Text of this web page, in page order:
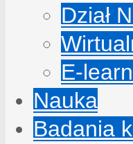
Dział
E-
Nauka
Badania